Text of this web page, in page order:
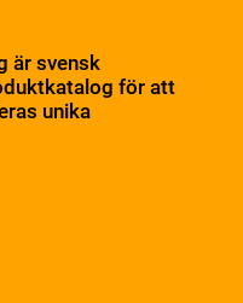
är svensk
för att
unika